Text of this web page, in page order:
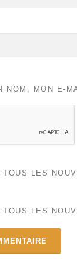
NOM, MON E-
LES
LES